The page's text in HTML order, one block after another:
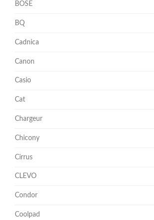
BOSE
BQ
Cadnica
Canon
Casio
Cat
Chargeur
Chicony
Cirrus
CLEVO
Condor
Coolpad